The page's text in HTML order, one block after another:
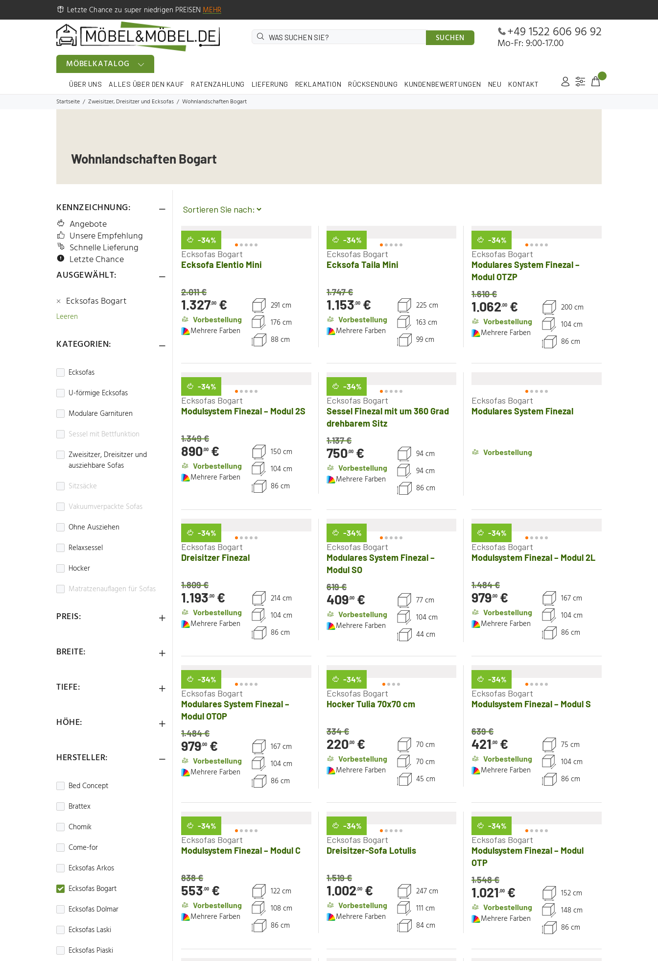
Letzte Chance zu super niedrigen PREISENMEHR
SUCHEN +49 1522 606 96 92
Mo-Fr: 9:00-17.00
MÖBELKATALOG
ÜBER UNS ALLES ÜBER DEN KAUF RATENZAHLUNG LIEFERUNG REKLAMATION RÜCKSENDUNG KUNDENBEWERTUNGEN NEU KONTAKT
Startseite Zweisitzer, Dreisitzer und Ecksofas Wohnlandschaften Bogart
Wohnlandschaften Bogart
KENNZEICHNUNG:
Angebote
Unsere Empfehlung
Schnelle Lieferung
Letzte Chance
AUSGEWÄHLT:
Ecksofas Bogart
Leeren
KATEGORIEN:
Ecksofas
U-förmige Ecksofas
Modulare Garnituren
Sessel mit Bettfunktion
Zweisitzer, Dreisitzer und
ausziehbare Sofas
Sitzsäcke
Vakuumverpackte Sofas
Ohne Ausziehen
Relaxsessel
Hocker
Matratzenauflagen für Sofas
PREIS:
BREITE:
TIEFE:
HÖHE:
HERSTELLER:
Bed Concept
Brattex
Chomik
Come-for
Ecksofas Arkos
Ecksofas Bogart
Ecksofas Dolmar
Ecksofas Laski
Ecksofas Piaski
-34%
Ecksofas Bogart
Ecksofa Elentio Mini
2.011€
1.327,00 €
Vorbestellung
Mehrere Farben
291 cm
176 cm
88 cm
-34%
Ecksofas Bogart
Ecksofa Taila Mini
1.747€
1.153,00€
Vorbestellung
Mehrere Farben
225 cm
163 cm
99 cm
-34%
Ecksofas Bogart
Modulares System Finezal –
Modul OTZP
1.610€
1.062,00 €
Vorbestellung
Mehrere Farben
200 cm
104 cm
86 cm
-34%
Ecksofas Bogart
Modulsystem Finezal – Modul 2S
1.349€
890,00 €
Vorbestellung
Mehrere Farben
150 cm
104 cm
86 cm
-34%
Ecksofas Bogart
Sessel Finezal mit um 360 Grad
drehbarem Sitz
1.137€
750,00€
Vorbestellung
Mehrere Farben
94 cm
94 cm
86 cm
Ecksofas Bogart
Modulares System Finezal
Vorbestellung
-34%
Ecksofas Bogart
Dreisitzer Finezal
1.809€
1.193,00 €
Vorbestellung
Mehrere Farben
214 cm
104 cm
86 cm
-34%
Ecksofas Bogart
Modulares System Finezal –
Modul SO
619€
409,00€
Vorbestellung
Mehrere Farben
77 cm
104 cm
44 cm
-34%
Ecksofas Bogart
Modulsystem Finezal – Modul 2L
1.484€
979,00 €
Vorbestellung
Mehrere Farben
167 cm
104 cm
86 cm
-34%
Ecksofas Bogart
Modulares System Finezal –
Modul OTOP
1.484€
979,00 €
Vorbestellung
Mehrere Farben
167 cm
104 cm
86 cm
-34%
Ecksofas Bogart
Hocker Tulia 70x70 cm
334€
220,00€
Vorbestellung
Mehrere Farben
70 cm
70 cm
45 cm
-34%
Ecksofas Bogart
Modulsystem Finezal – Modul S
639€
421,00 €
Vorbestellung
Mehrere Farben
75 cm
104 cm
86 cm
-34%
Ecksofas Bogart
Modulsystem Finezal – Modul C
838€
553,00 €
Vorbestellung
Mehrere Farben
122 cm
108 cm
86 cm
-34%
Ecksofas Bogart
Dreisitzer-Sofa Lotulis
1.519€
1.002,00€
Vorbestellung
Mehrere Farben
247 cm
111 cm
84 cm
-34%
Ecksofas Bogart
Modulsystem Finezal – Modul
OTP
1.548€
1.021,00 €
Vorbestellung
Mehrere Farben
152 cm
148 cm
86 cm